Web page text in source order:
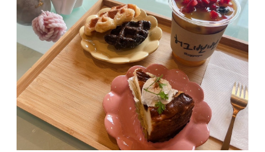
EXHIBITOR
MOVIE
ACCESS / STAY